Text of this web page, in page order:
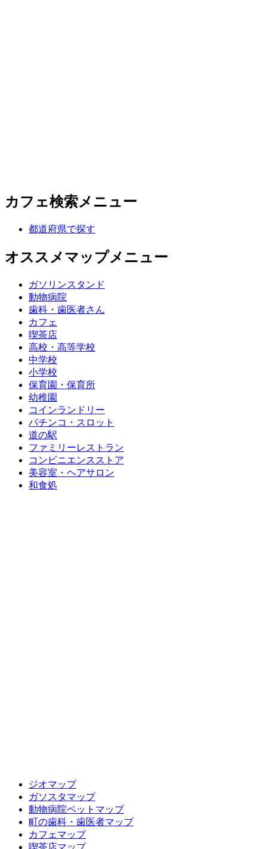
カフェ検索メニュー
都道府県で探す
オススメマップメニュー
ガソリンスタンド
動物病院
歯科・歯医者さん
カフェ
喫茶店
高校・高等学校
中学校
小学校
保育園・保育所
幼稚園
コインランドリー
パチンコ・スロット
道の駅
ファミリーレストラン
コンビニエンスストア
美容室・ヘアサロン
和食処
ジオマップ
ガソスタマップ
動物病院ペットマップ
町の歯科・歯医者マップ
カフェマップ
喫茶店マップ